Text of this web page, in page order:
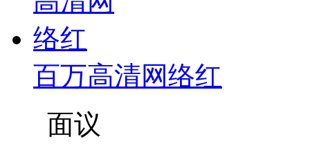
百万高清网络红
面议